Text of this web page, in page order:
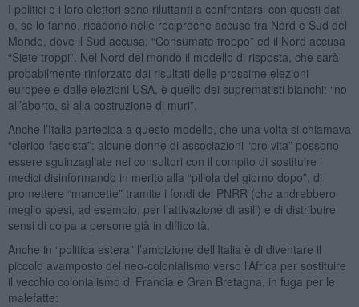
I politici e i loro elettori sono riluttanti a confrontarsi con questi dati
o, se lo fanno, ricadono nelle reciproche accuse tra Nord e Sud del
Mondo, dove il Sud accusa: “Consumate troppo” ed il Nord accusa
“Siete troppi”. Nel Nord del mondo il modello di risposta, che sarà
probabilmente rinforzato dai risultati delle prossime elezioni
europee e dalle elezioni USA, è quello dei suprematisti bianchi: “no
all’aborto, sì alla costruzione di muri”.
Anche l’Italia partecipa a questo modello, che una volta si chiamava
“clerico-fascista”: alcune donne di associazioni “pro vita” possono
essere sguinzagliate nei consultori con il compito di sostituire i
medici disinformando in merito alla “pillola del giorno dopo”, di
promettere “mancette” tramite i fondi del PNRR (che andrebbero
meglio spesi, ad esempio, per l’attivazione di asili) e di distribuire
sensi di colpa a persone già in difficoltà.
Anche in “politica estera” l’ambizione dell’Italia è di diventare il
piccolo avamposto del neo-colonialismo verso l’Africa per sostituire
il vecchio colonialismo di Francia e Gran Bretagna, in fuga per le
malefatte: